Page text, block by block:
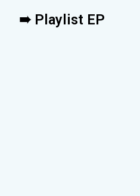
➠ Playlist EP